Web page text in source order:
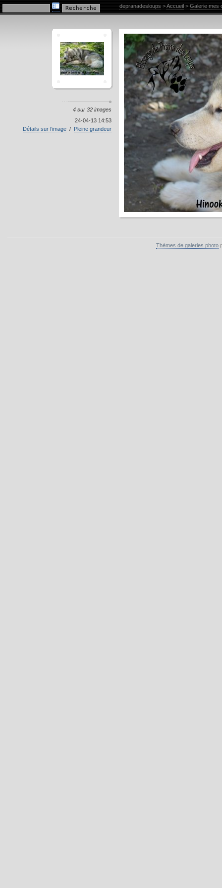
Galerie mes chiens
4 sur 32 images
24-04-13 14:53
Détails sur l’image / Pleine grandeur
depranadesloups >Accueil> Galerie mes
Thèmes de galeries photo